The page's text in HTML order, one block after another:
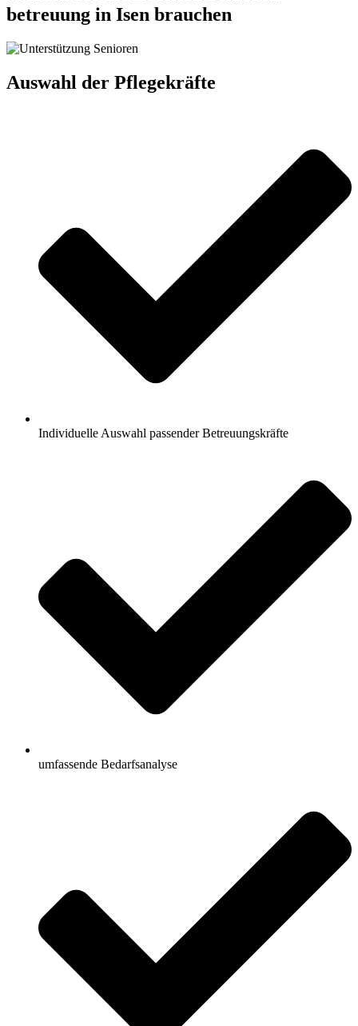
betreuung in Isen brauchen
Auswahl der Pflegekräfte
Individuelle Auswahl passender Betreuungskräfte
umfassende Bedarfsanalyse